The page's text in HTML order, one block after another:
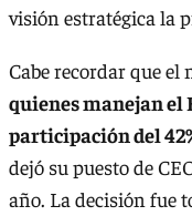
visión estratégica la
Cabe recordar que el
quienes manejan el
participación del
dejó su puesto de
año. La decisión fue